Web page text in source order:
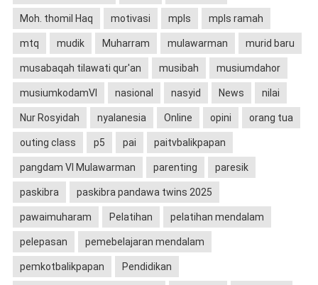
Moh. thomil Haq motivasi mpls mpls ramah
mtq mudik Muharram mulawarman murid baru
musabaqah tilawati qur'an musibah musiumdahor
musiumkodamVI nasional nasyid News nilai
Nur Rosyidah nyalanesia Online opini orang tua
outing class p5 pai paitvbalikpapan
pangdam VI Mulawarman parenting paresik
paskibra paskibra pandawa twins 2025
pawaimuharam Pelatihan pelatihan mendalam
pelepasan pemebelajaran mendalam
pemkotbalikpapan Pendidikan